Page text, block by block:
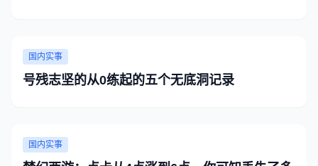
国内实事
号残志坚的从0练起的五个无底洞记录
国内实事